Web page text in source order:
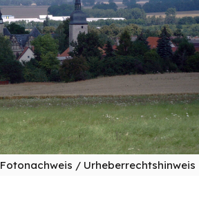
Fotonachweis / Urheberrechtshinweis